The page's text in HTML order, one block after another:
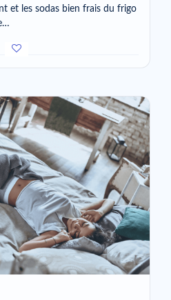
et les sodas bien frais du frigo